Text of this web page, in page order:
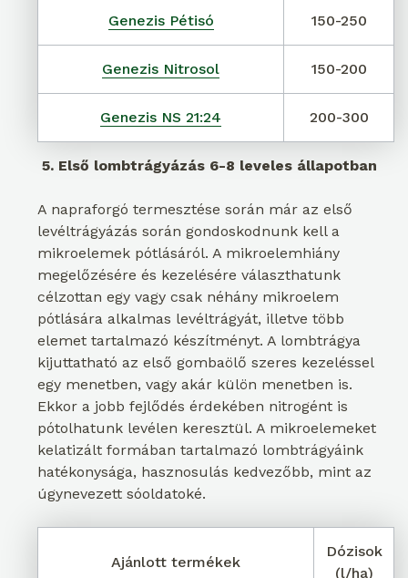
Genezis Pétisó 150-250
Genezis Nitrosol 150-200
Genezis NS 21:24 200-300
5. Első lombtrágyázás 6-8 leveles állapotban
A napraforgó termesztése során már az első
levéltrágyázás során gondoskodnunk kell a
mikroelemek pótlásáról. A mikroelemhiány
megelőzésére és kezelésére választhatunk
célzottan egy vagy csak néhány mikroelem
pótlására alkalmas levéltrágyát, illetve több
elemet tartalmazó készítményt. A lombtrágya
kijuttatható az első gombaölő szeres kezeléssel
egy menetben, vagy akár külön menetben is.
Ekkor a jobb fejlődés érdekében nitrogént is
pótolhatunk levélen keresztül. A mikroelemeket
kelatizált formában tartalmazó lombtrágyáink
hatékonysága, hasznosulás kedvezőbb, mint az
úgynevezett sóoldatoké.
Ajánlott termékek
Dózisok
(l/ha)